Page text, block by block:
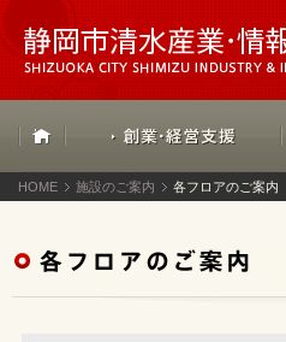
HOME 施設のご案内 各フロアのご案内